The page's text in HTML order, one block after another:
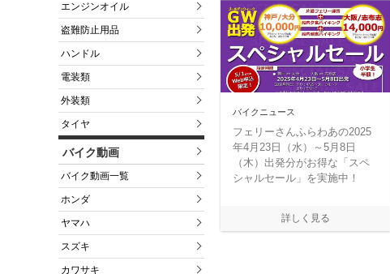
エンジンオイル
盗難防止用品
ハンドル
電装類
外装類
タイヤ
バイク動画
バイク動画一覧
ホンダ
ヤマハ
スズキ
カワサキ
バイクニュース
フェリーさんふらわあの2025
年4月23日（水）～5月8日
（木）出発分がお得な「スペ
シャルセール」を実施中！